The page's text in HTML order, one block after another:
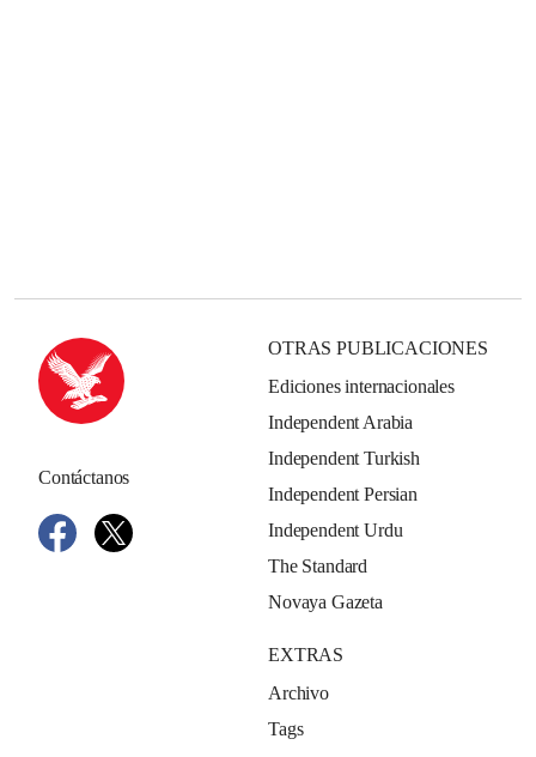
Contáctanos
OTRAS PUBLICACIONES
Ediciones internacionales
Independent Arabia
Independent Turkish
Independent Persian
Independent Urdu
The Standard
Novaya Gazeta
EXTRAS
Archivo
Tags